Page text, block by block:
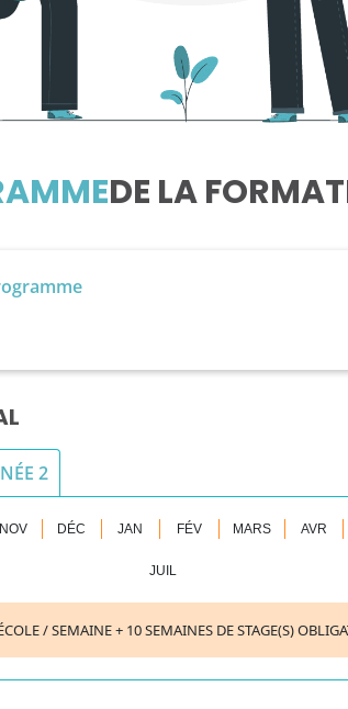
DE LA
2
NOV DÉC JAN FÉV MARS AVR
JUIL
/ SEMAINE + 10 SEMAINES DE STAGE(S)